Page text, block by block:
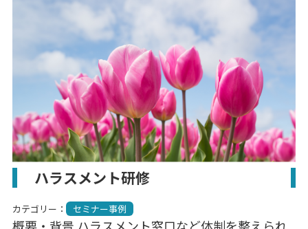
ハラスメント研修
カテゴリー： セミナー事例
概要・背景 ハラスメント窓口など体制を整えられ